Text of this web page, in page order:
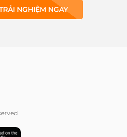
NGHIỆM NGAY